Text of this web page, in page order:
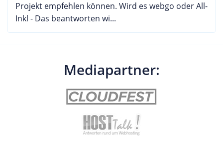
Projekt empfehlen können. Wird es webgo oder All-
Inkl - Das beantworten wi...
Mediapartner: